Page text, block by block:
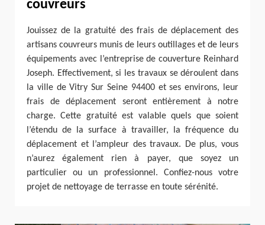
couvreurs
Jouissez de la gratuité des frais de déplacement des
artisans couvreurs munis de leurs outillages et de leurs
équipements avec l’entreprise de couverture Reinhard
Joseph. Effectivement, si les travaux se déroulent dans
la ville de Vitry Sur Seine 94400 et ses environs, leur
frais de déplacement seront entièrement à notre
charge. Cette gratuité est valable quels que soient
l’étendu de la surface à travailler, la fréquence du
déplacement et l’ampleur des travaux. De plus, vous
n’aurez également rien à payer, que soyez un
particulier ou un professionnel. Confiez-nous votre
projet de nettoyage de terrasse en toute sérénité.